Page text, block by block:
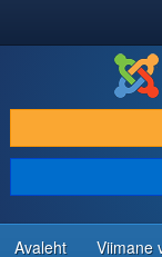
LAADI ALLA JA
AVASTA JA ÕPI
KOGUKOND JA
RESSURSID
Avaleht Viimane